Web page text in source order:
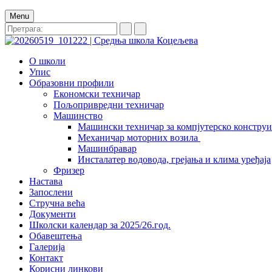
Menu
О школи
Упис
Образовни профили
Економски техничар
Пољопривредни техничар
Машинство
Машински техничар за компјутерско
Механичар моторних возила
Машинбравар
Инсталатер водовода, грејања и клима уређаја
Фризер
Настава
Запослени
Стручна већа
Документи
Школски календар за 2025/26.год.
Обавештења
Галерија
Контакт
Корисни линкови